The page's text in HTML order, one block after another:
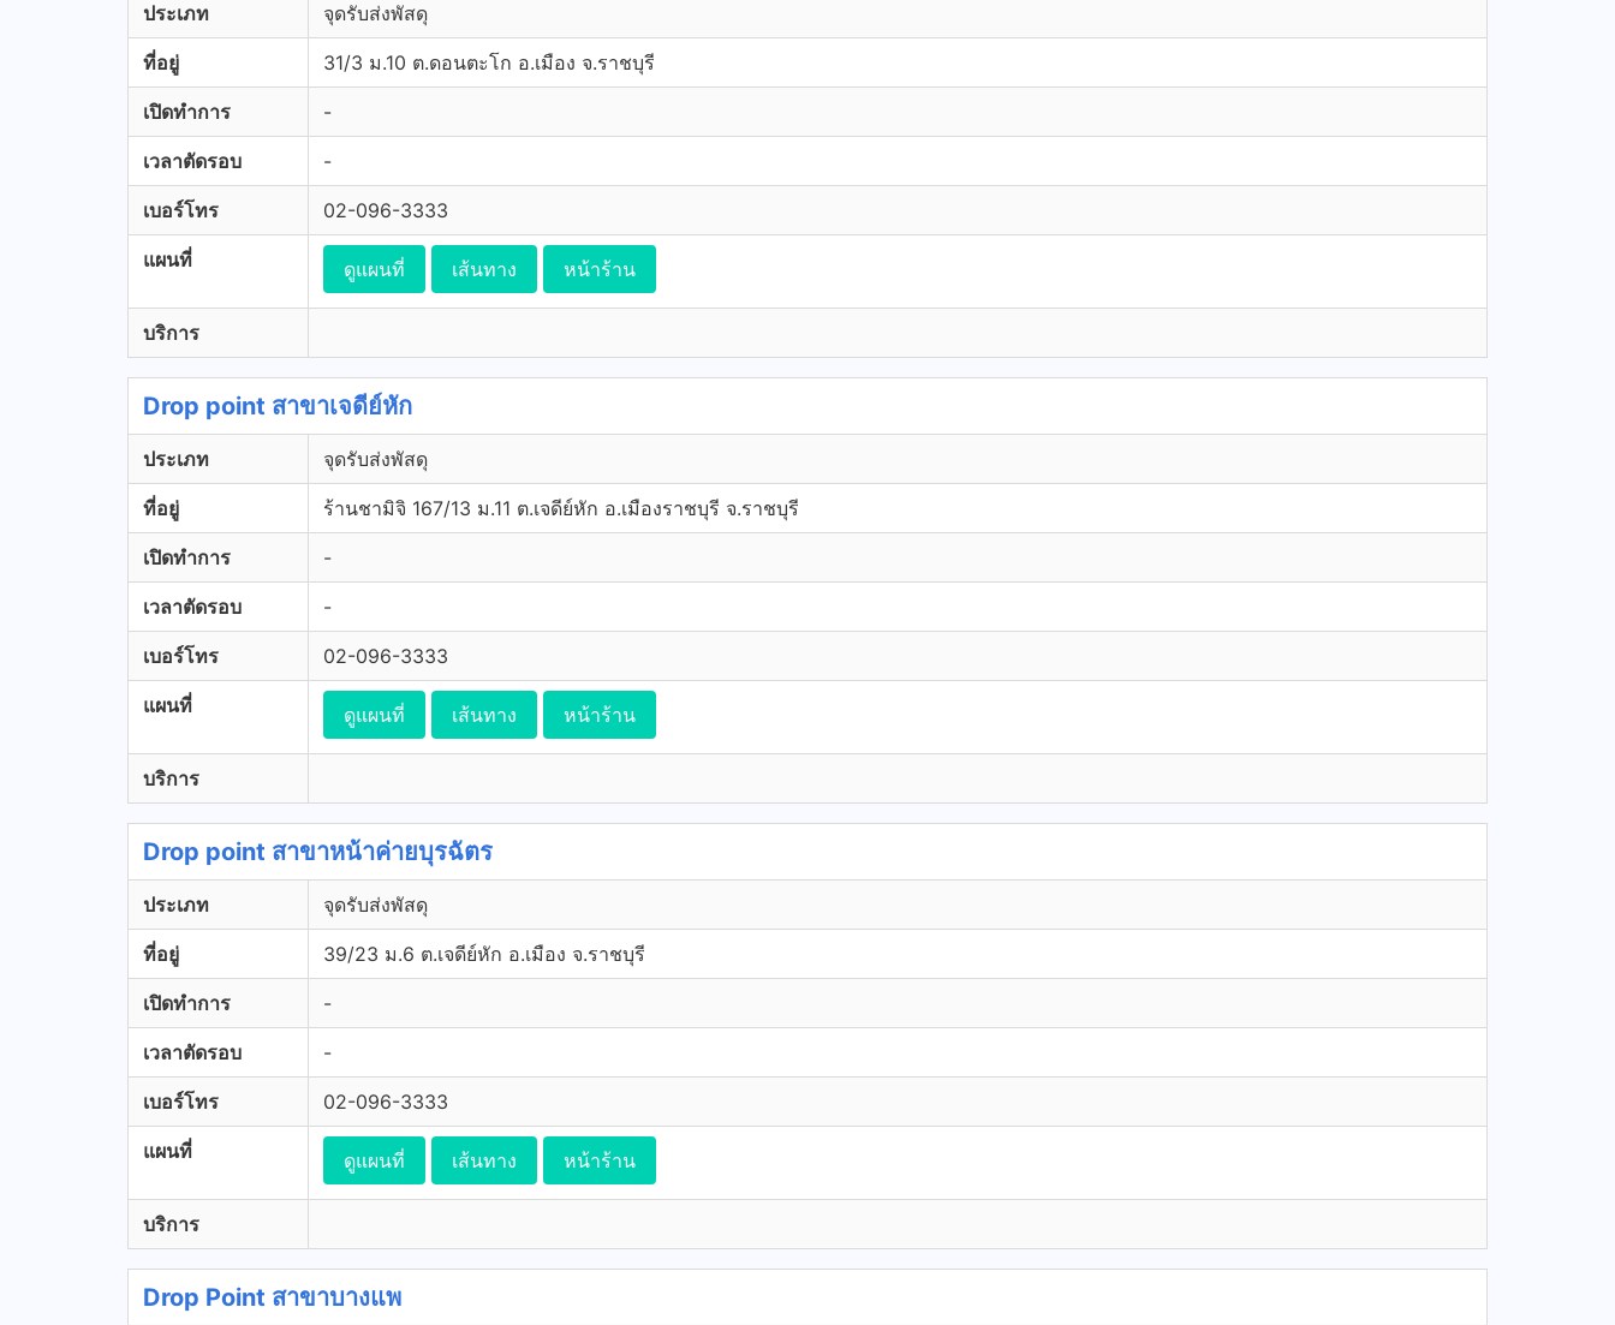
ประเภท จุดรับส่งพัสดุ
ที่อยู่ 31/3 ม.10 ต.ดอนตะโก อ.เมือง จ.ราชบุรี
เปิดทำการ -
เวลาตัดรอบ -
เบอร์โทร 02-096-3333
แผนที่ ดูแผนที่ เส้นทาง หน้าร้าน
บริการ
Drop point สาขาเจดีย์หัก
ประเภท จุดรับส่งพัสดุ
ที่อยู่ ร้านชามิจิ 167/13 ม.11 ต.เจดีย์หัก อ.เมืองราชบุรี จ.ราชบุรี
เปิดทำการ -
เวลาตัดรอบ -
เบอร์โทร 02-096-3333
แผนที่ ดูแผนที่ เส้นทาง หน้าร้าน
บริการ
Drop point สาขาหน้าค่ายบุรฉัตร
ประเภท จุดรับส่งพัสดุ
ที่อยู่ 39/23 ม.6 ต.เจดีย์หัก อ.เมือง จ.ราชบุรี
เปิดทำการ -
เวลาตัดรอบ -
เบอร์โทร 02-096-3333
แผนที่ ดูแผนที่ เส้นทาง หน้าร้าน
บริการ
Drop Point สาขาบางแพ